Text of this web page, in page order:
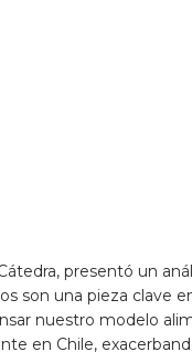
presentó un
son una pieza clave
nuestro modelo
en Chile,